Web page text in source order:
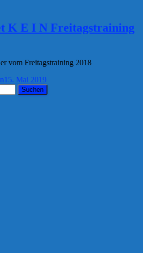
K E I N Freitagstraining
vom Freitagstraining 2018
15. Mai 2019